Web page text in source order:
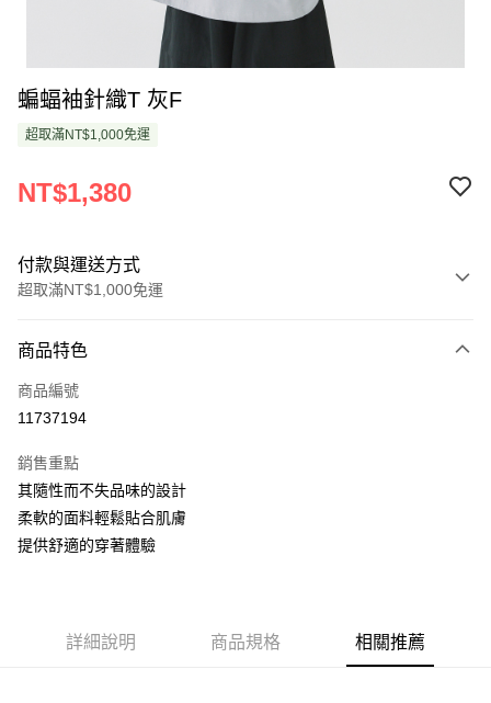
蝙蝠袖針織T 灰F
超取滿NT$1,000免運
NT$1,380
付款與運送方式
超取滿NT$1,000免運
信用卡一次付款
超商取貨付款
Apple Pay
悠遊付
全家取貨付款
商品特色
商品編號
11737194
銷售重點
其隨性而不失品味的設計
柔軟的面料輕鬆貼合肌膚
提供舒適的穿著體驗
詳細說明 商品規格 相關推薦